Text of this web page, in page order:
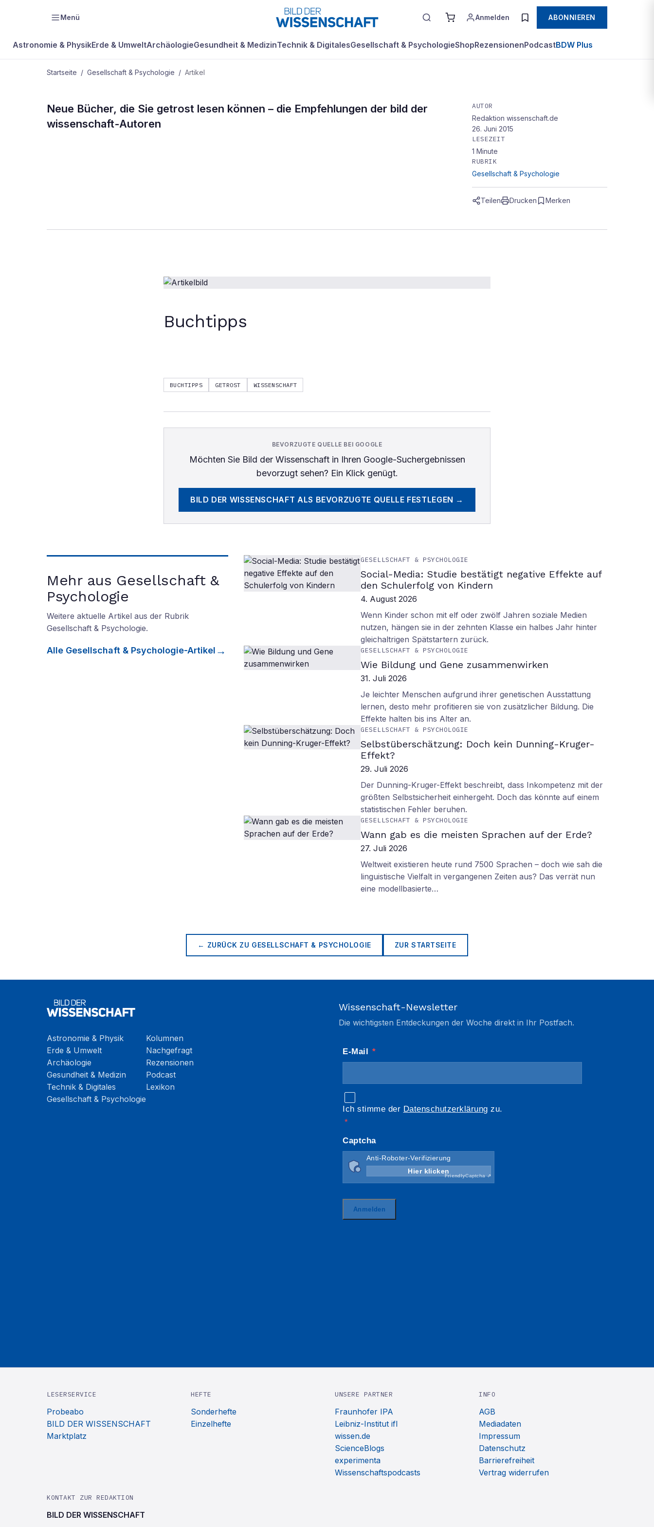
Menü Anmelden ABONNIEREN
Astronomie & PhysikErde & UmweltArchäologieGesundheit & MedizinTechnik & DigitalesGesellschaft & PsychologieShopRezensionenPodcastBDW Plus
Startseite / Gesellschaft & Psychologie / Artikel
GESELLSCHAFT & PSYCHOLOGIE
buchtipps
Neue Bücher, die Sie getrost lesen können – die Empfehlungen der bild der
wissenschaft-Autoren
AUTOR
Redaktion wissenschaft.de
26. Juni 2015
LESEZEIT
1 Minute
RUBRIK
Gesellschaft & Psychologie
Teilen Drucken Merken
Buchtipps
BUCHTIPPS GETROST WISSENSCHAFT
BEVORZUGTE QUELLE BEI GOOGLE
Möchten Sie Bild der Wissenschaftin Ihren Google-Suchergebnissen
bevorzugt sehen? Ein Klick genügt.
BILD DER WISSENSCHAFT ALS BEVORZUGTE QUELLE FESTLEGEN →
Mehr aus Gesellschaft &
Psychologie
Weitere aktuelle Artikel aus der Rubrik
Gesellschaft & Psychologie.
Alle Gesellschaft & Psychologie-Artikel
GESELLSCHAFT & PSYCHOLOGIE
Social-Media: Studie bestätigt negative Effekte auf
den Schulerfolg von Kindern
4. August 2026
Wenn Kinder schon mit elf oder zwölf Jahren soziale Medien
nutzen, hängen sie in der zehnten Klasse ein halbes Jahr hinter
gleichaltrigen Spätstartern zurück.
GESELLSCHAFT & PSYCHOLOGIE
Wie Bildung und Gene zusammenwirken
31. Juli 2026
Je leichter Menschen aufgrund ihrer genetischen Ausstattung
lernen, desto mehr profitieren sie von zusätzlicher Bildung. Die
Effekte halten bis ins Alter an.
GESELLSCHAFT & PSYCHOLOGIE
Selbstüberschätzung: Doch kein Dunning-Kruger-
Effekt?
29. Juli 2026
Der Dunning-Kruger-Effekt beschreibt, dass Inkompetenz mit der
größten Selbstsicherheit einhergeht. Doch das könnte auf einem
statistischen Fehler beruhen.
GESELLSCHAFT & PSYCHOLOGIE
Wann gab es die meisten Sprachen auf der Erde?
27. Juli 2026
Weltweit existieren heute rund 7500 Sprachen – doch wie sah die
linguistische Vielfalt in vergangenen Zeiten aus? Das verrät nun
eine modellbasierte…
← ZURÜCK ZU GESELLSCHAFT & PSYCHOLOGIE ZUR STARTSEITE
Astronomie & Physik
Erde & Umwelt
Archäologie
Gesundheit & Medizin
Technik & Digitales
Gesellschaft & Psychologie
Kolumnen
Nachgefragt
Rezensionen
Podcast
Lexikon
Wissenschaft-Newsletter
Die wichtigsten Entdeckungen der Woche direkt in Ihr Postfach.
LESERSERVICE
Probeabo
BILD DER WISSENSCHAFT
Marktplatz
HEFTE
Sonderhefte
Einzelhefte
UNSERE PARTNER
Fraunhofer IPA
Leibniz-Institut ifl
wissen.de
ScienceBlogs
experimenta
Wissenschaftspodcasts
INFO
AGB
Mediadaten
Impressum
Datenschutz
Barrierefreiheit
Vertrag widerrufen
KONTAKT ZUR REDAKTION
BILD DER WISSENSCHAFT